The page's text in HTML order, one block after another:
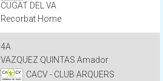
CUGAT DEL VA
Recorbat Home
4A
VAZQUEZ QUINTAS Amador
CACV - CLUB ARQUERS